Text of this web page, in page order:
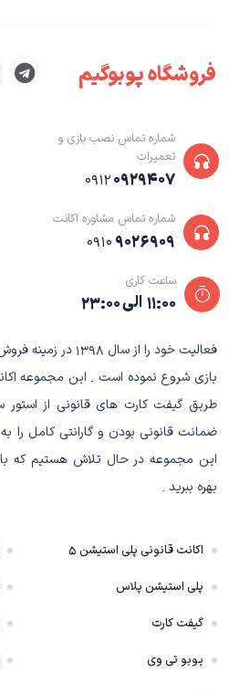
فروشگاه پوبوگیم
شماره تماس نصب بازی و
تعمیرات
۰۹۱۲۰۹۲۹۴۰۷
شماره تماس مشاوره اکانت
۰۹۱۰ ۹۰۲۶۹۰۹
ساعت کاری
۱۱:۰۰ الی ۲۳:۰۰
فعالیت خود را از
بازی شروع نموده است . این مجموعه
طریق گیفت کارت های قانونی از
ضمانت قانونی بودن و گارانتی کامل را
این مجموعه در حال تلاش هستیم که با
بهره ببرید .
اکانت قانونی پلی استیشن ۵
پلی استیشن پلاس
گیفت کارت
پوبو تی وی